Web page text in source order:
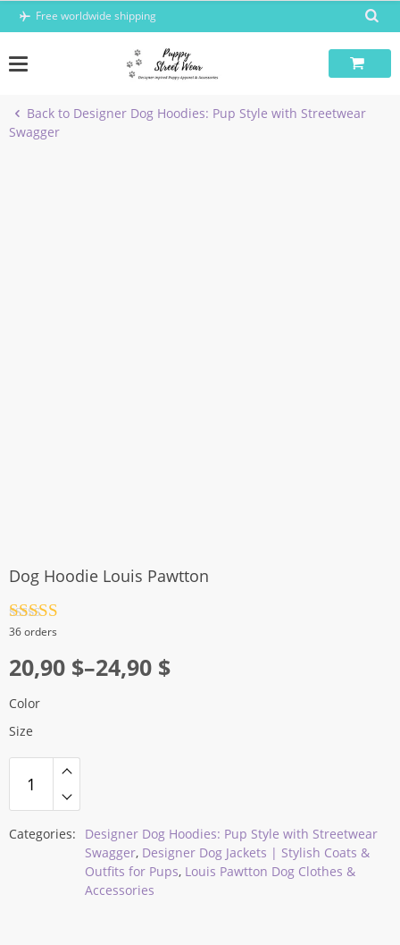
Skip
Free worldwide shipping
Back to Designer Dog Hoodies: Pup Style with Streetwear
Swagger
Dog Hoodie Louis Pawtton
Rated4.5
36 orders
20,90 $–24,90 $
Price
range:
20,90 $
24,90 $
Color
Size
Categories:
Designer Dog Hoodies: Pup Style with Streetwear
Swagger, Designer Dog Jackets | Stylish Coats &
Outfits for Pups, Louis Pawtton Dog Clothes &
Accessories